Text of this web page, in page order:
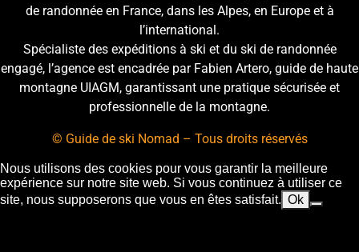
de randonnée en France, dans les Alpes, en Europe et à
l’international.
Spécialiste des expéditions à ski et du ski de randonnée
engagé, l’agence est encadrée par Fabien Artero, guide de haute
montagne UIAGM, garantissant une pratique sécurisée et
professionnelle de la montagne.
© Guide de ski Nomad – Tous droits réservés
Nous utilisons des cookies pour vous garantir la meilleure
expérience sur notre site web. Si vous continuez à utiliser ce
site, nous supposerons que vous en êtes satisfait. Ok